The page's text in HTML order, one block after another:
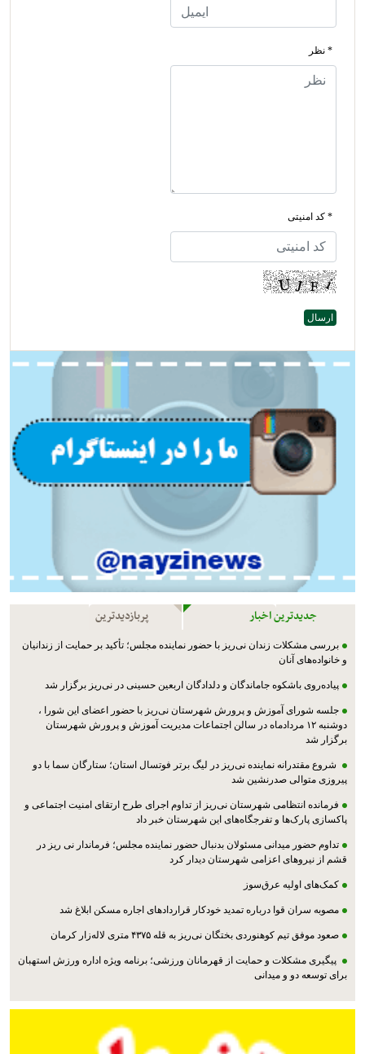
* نظر
* کد امنیتی
جدیدترین اخبار پربازدیدترین
بررسی مشکلات زندان نی‌ریز با حضور نماینده مجلس؛ تأکید بر حمایت از زندانیان
و خانواده‌های آنان
پیاده‌روی باشکوه جاماندگان و دلدادگان اربعین حسینی در نی‌ریز برگزار شد
جلسه شورای آموزش و پرورش شهرستان نی‌ریز با حضور اعضای این شورا ،
دوشنبه ۱۲ مردادماه در سالن اجتماعات مدیریت آموزش و پرورش شهرستان
برگزار شد
شروع مقتدرانه نماینده نی‌ریز در لیگ برتر فوتسال استان؛ ستارگان سما با دو
پیروزی متوالی صدرنشین شد
فرمانده انتظامی شهرستان نی‌ریز از تداوم اجرای طرح ارتقای امنیت اجتماعی و
پاکسازی پارک‌ها و تفرجگاه‌های این شهرستان خبر داد
تداوم حضور میدانی مسئولان بدنبال حضور نماینده مجلس؛ فرماندار نی ریز در
قشم از نیروهای اعزامی شهرستان دیدار کرد
کمک‌های اولیه عرق‌سوز
مصوبه سران قوا درباره تمدید خودکار قراردادهای اجاره مسکن ابلاغ شد
صعود موفق تیم کوهنوردی بختگان نی‌ریز به قله ۴۳۷۵ متری لاله‌زار کرمان
پیگیری مشکلات و حمایت از قهرمانان ورزشی؛ برنامه ویژه اداره ورزش استهبان
برای توسعه دو و میدانی